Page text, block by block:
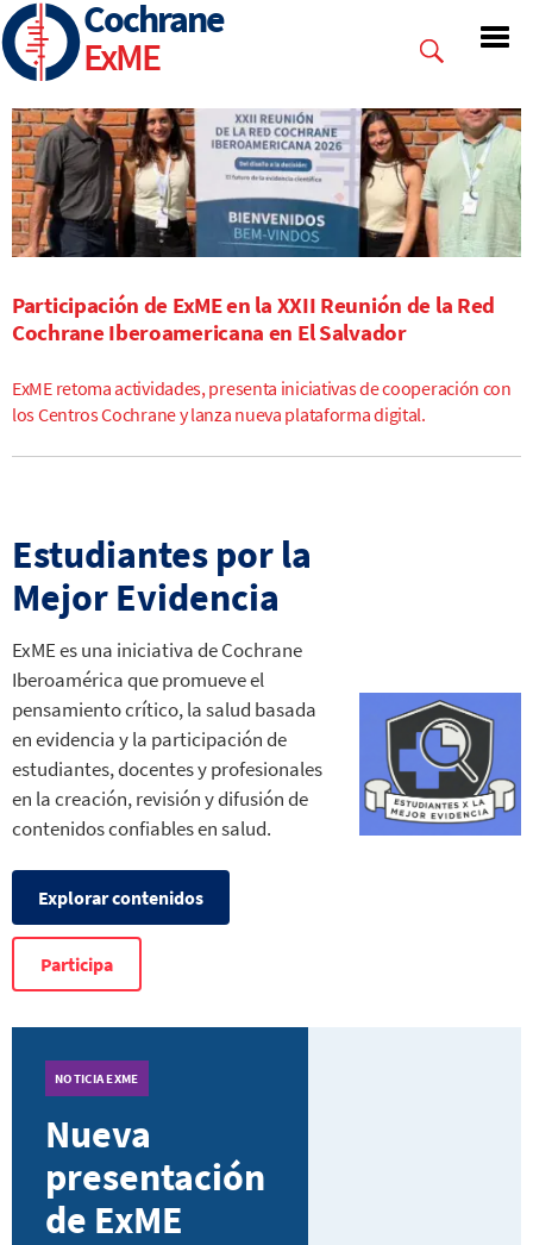
Pasar
al
contenido
Cochrane
ExME
Participación de ExME en la XXII Reunión de la Red
Cochrane Iberoamericana en El Salvador
ExME retoma actividades, presenta iniciativas de cooperación con
los Centros Cochrane y lanza nueva plataforma digital.
Estudiantes por la
Mejor Evidencia
ExME es una iniciativa de Cochrane
Iberoamérica que promueve el
pensamiento crítico, la salud basada
en evidencia y la participación de
estudiantes, docentes y profesionales
en la creación, revisión y difusión de
contenidos confiables en salud.
Explorar contenidos
Participa
NOTICIA EXME
Nueva
presentación
de ExME